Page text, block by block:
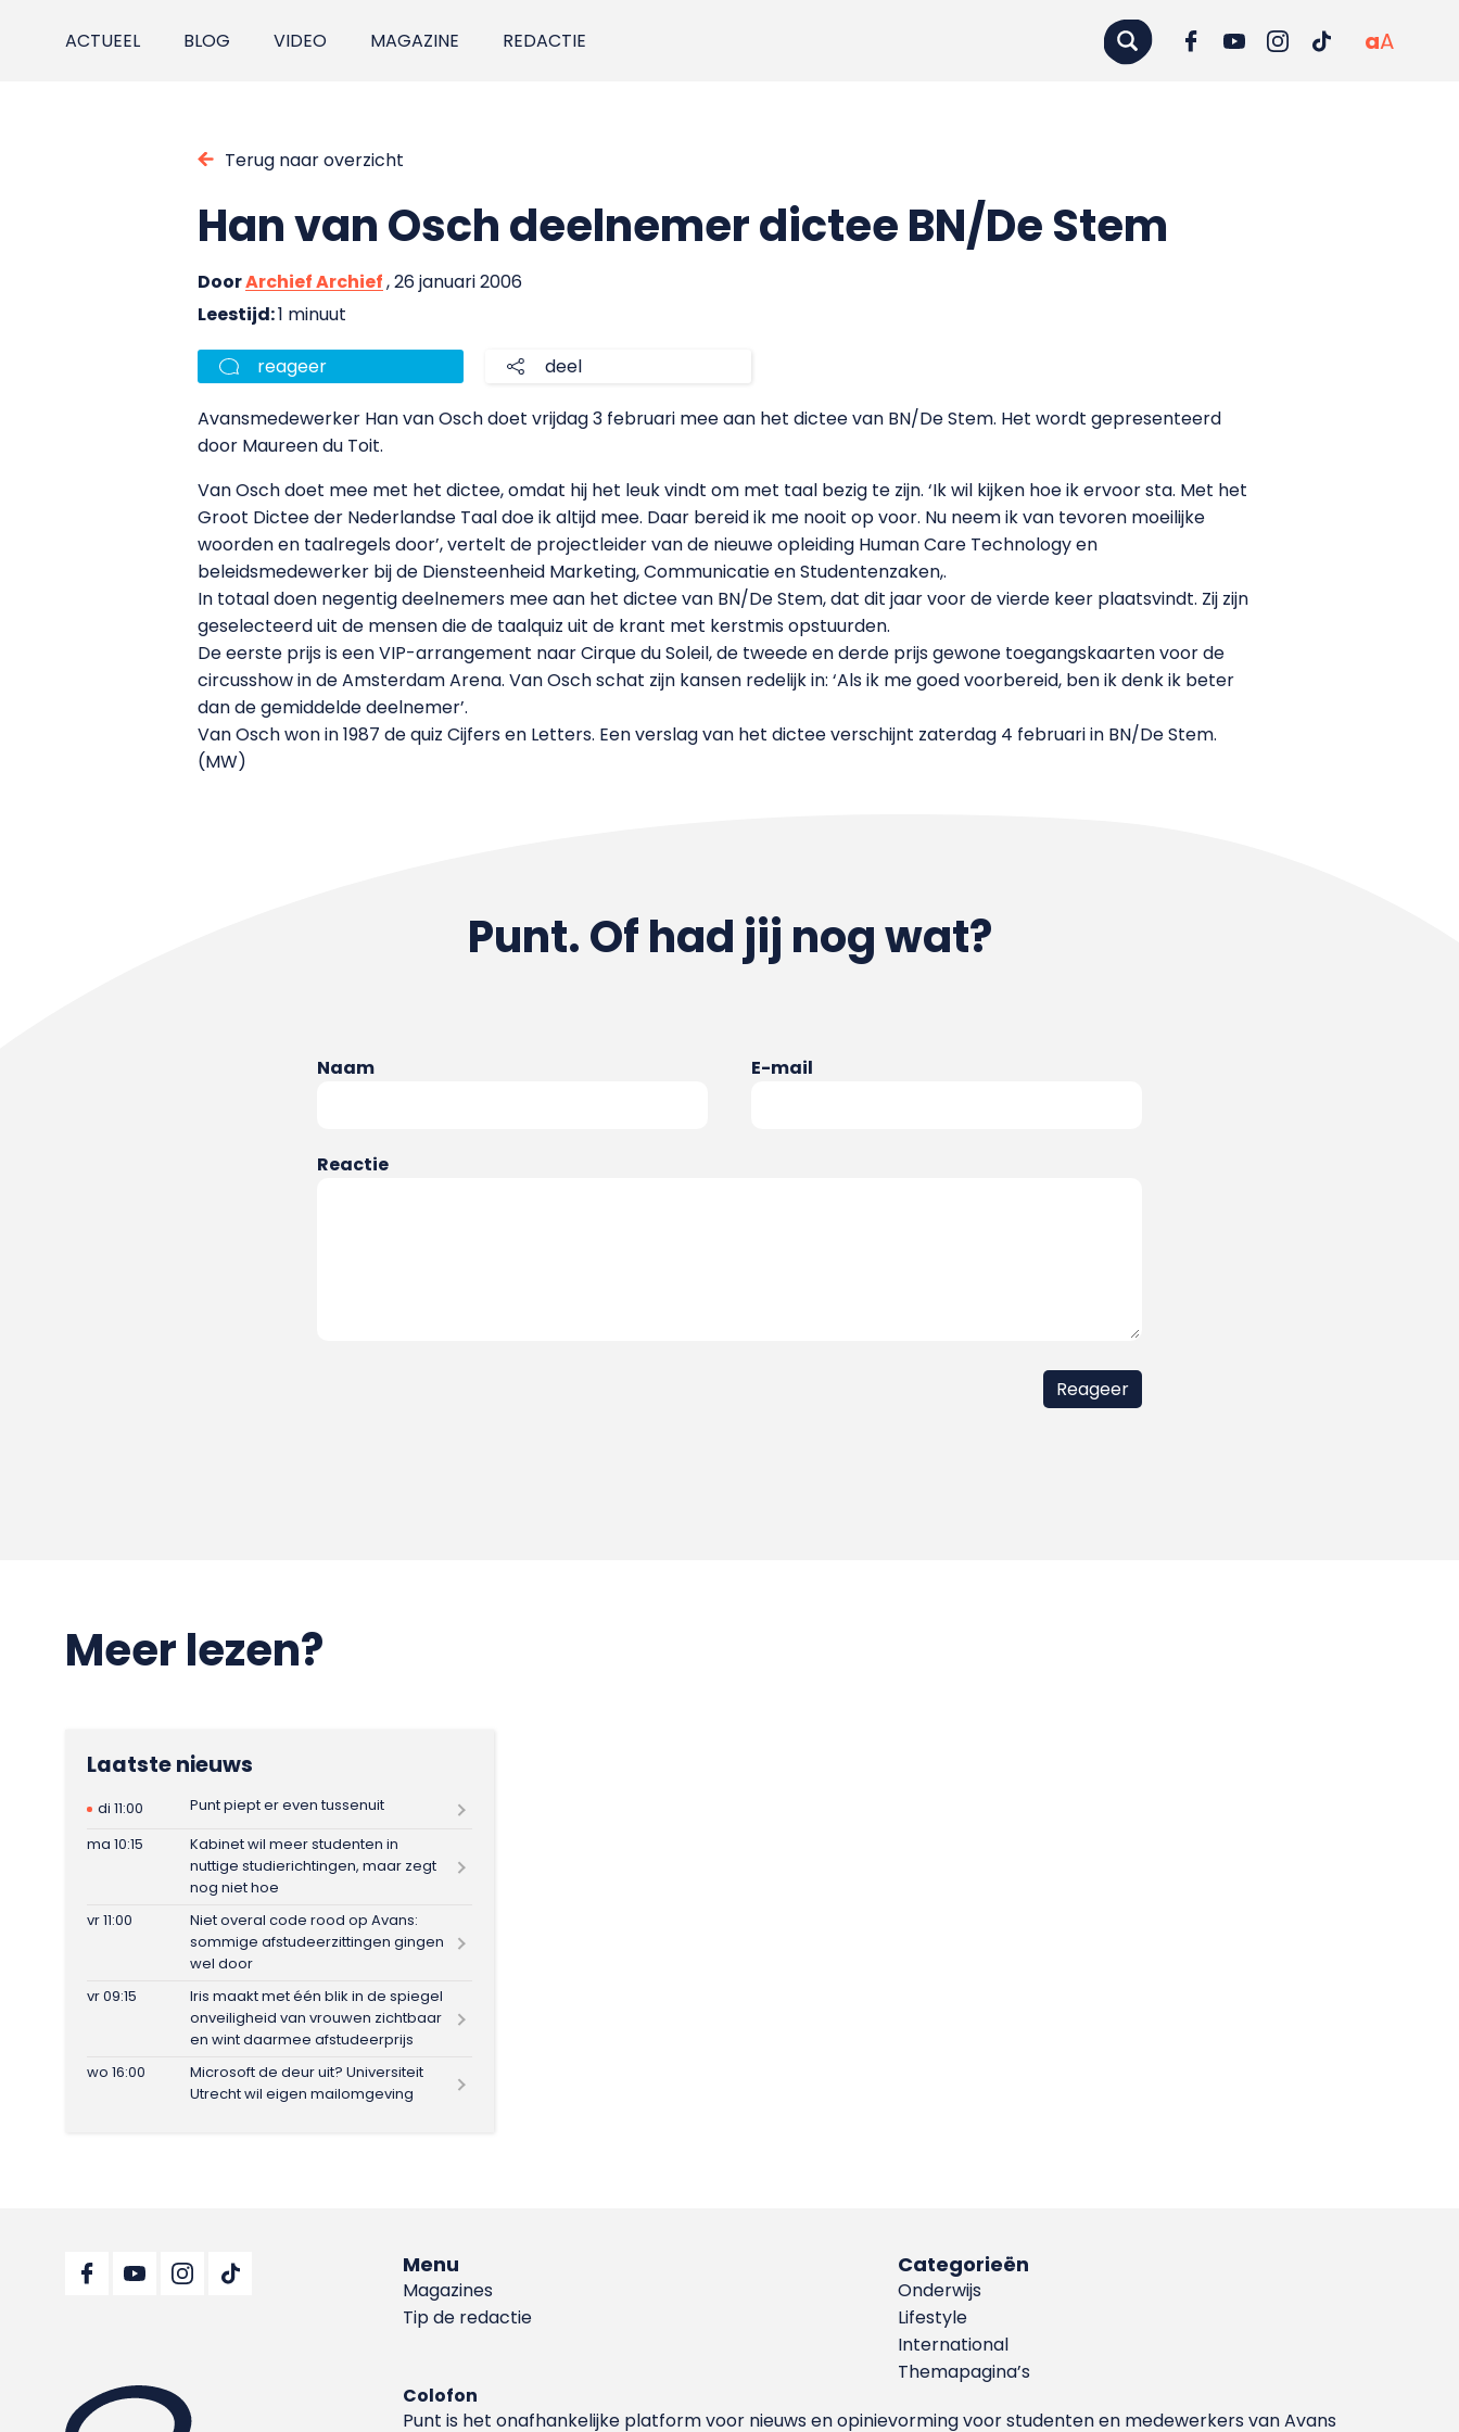
ACTUEEL BLOG VIDEO MAGAZINE REDACTIE aA
Terug naar overzicht
Han van Osch deelnemer dictee BN/De Stem
DoorArchief Archief, 26 januari 2006
Leestijd:1 minuut
reageer deel
Avansmedewerker Han van Osch doet vrijdag 3 februari mee aan het dictee van BN/De Stem. Het wordt gepresenteerd
door Maureen du Toit.
Van Osch doet mee met het dictee, omdat hij het leuk vindt om met taal bezig te zijn. ‘Ik wil kijken hoe ik ervoor sta. Met het
Groot Dictee der Nederlandse Taal doe ik altijd mee. Daar bereid ik me nooit op voor. Nu neem ik van tevoren moeilijke
woorden en taalregels door’, vertelt de projectleider van de nieuwe opleiding Human Care Technology en
beleidsmedewerker bij de Diensteenheid Marketing, Communicatie en Studentenzaken,.
In totaal doen negentig deelnemers mee aan het dictee van BN/De Stem, dat dit jaar voor de vierde keer plaatsvindt. Zij zijn
geselecteerd uit de mensen die de taalquiz uit de krant met kerstmis opstuurden.
De eerste prijs is een VIP-arrangement naar Cirque du Soleil, de tweede en derde prijs gewone toegangskaarten voor de
circusshow in de Amsterdam Arena. Van Osch schat zijn kansen redelijk in: ‘Als ik me goed voorbereid, ben ik denk ik beter
dan de gemiddelde deelnemer’.
Van Osch won in 1987 de quiz Cijfers en Letters. Een verslag van het dictee verschijnt zaterdag 4 februari in BN/De Stem.
(MW)
Punt. Of had jij nog wat?
Naam E-mail
Reactie
Meer lezen?
Laatste nieuws
di 11:00
Punt piept er even tussenuit
ma 10:15
Kabinet wil meer studenten in
nuttige studierichtingen, maar zegt
nog niet hoe
vr 11:00
Niet overal code rood op Avans:
sommige afstudeerzittingen gingen
wel door
vr 09:15
Iris maakt met één blik in de spiegel
onveiligheid van vrouwen zichtbaar
en wint daarmee afstudeerprijs
wo 16:00
Microsoft de deur uit? Universiteit
Utrecht wil eigen mailomgeving
Menu
Magazines
Tip de redactie
Categorieën
Onderwijs
Lifestyle
International
Themapagina’s
Colofon
Punt is het onafhankelijke platform voor nieuws en opinievorming voor studenten en medewerkers van Avans